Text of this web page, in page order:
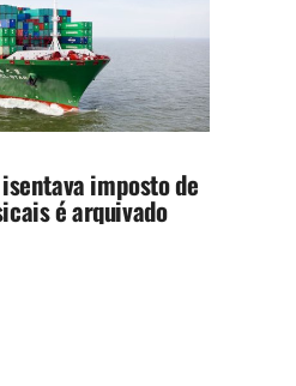
imposto de
é arquivado